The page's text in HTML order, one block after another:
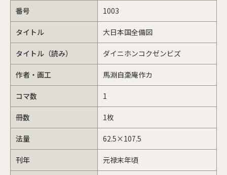
番号 1003
タイトル 大日本国全備図
タイトル（読み） ダイニホンコクゼンビズ
作者・画工 馬淵自稾庵作カ
コマ数 1
冊数 1枚
法量 62.5×107.5
刊年 元禄末年頃